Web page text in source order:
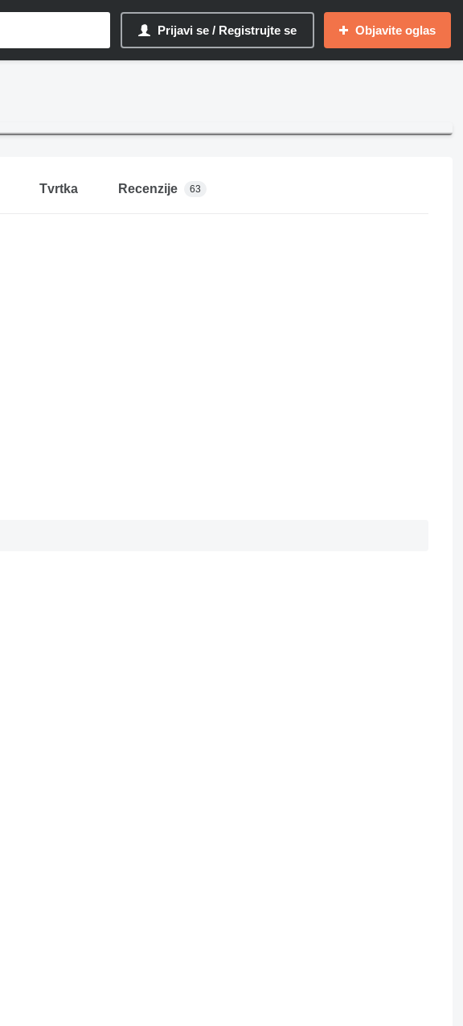
Prijavi se / Registrujte se Objavite oglas
Tvrtka Recenzije 63